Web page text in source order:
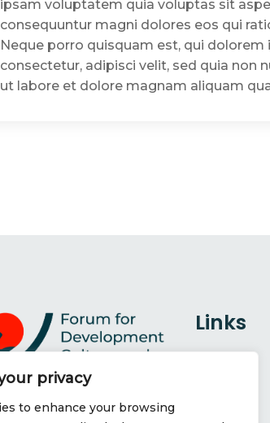
privacy
to enhance your browsing
ipsam voluptatem quia voluptas sit
consequuntur magni dolores eos qui
Neque porro quisquam est, qui
consectetur, adipisci velit, sed quia non
ut labore et dolore magnam aliquam
Links